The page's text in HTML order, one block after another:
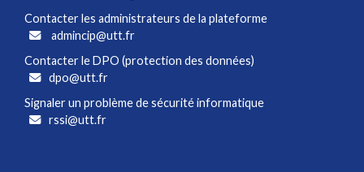
Contacter les administrateurs de la plateforme
admincip@utt.fr
Contacter le DPO (protection des données)
dpo@utt.fr
Signaler un problème de sécurité informatique
rssi@utt.fr